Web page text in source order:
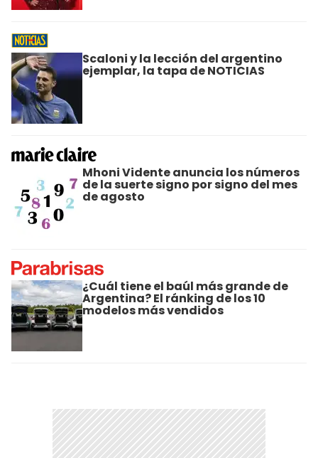
Scaloni y la lección del argentino
ejemplar, la tapa de NOTICIAS
Mhoni Vidente anuncia los números
de la suerte signo por signo del mes
de agosto
¿Cuál tiene el baúl más grande de
Argentina? El ránking de los 10
modelos más vendidos